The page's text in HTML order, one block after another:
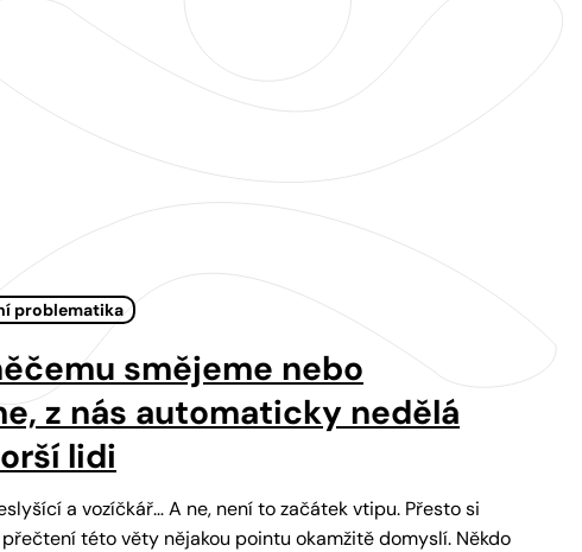
problematika
smějeme nebo
z nás automaticky nedělá
lidi
a vozíčkář… A ne, není to začátek vtipu. Přesto si
této věty nějakou pointu okamžitě domyslí. Někdo